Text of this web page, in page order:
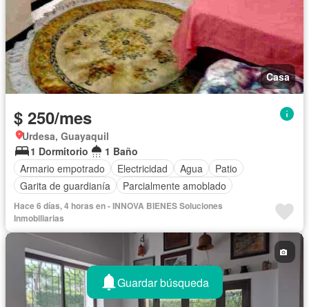
Casa
$ 250/mes
Urdesa, Guayaquil
1 Dormitorio
1 Baño
Armario empotrado
Electricidad Agua
Patio
Garita de guardianía
Parcialmente amoblado
Hace 6 días, 4 horas en - INNOVA BIENES Soluciones
Inmobiliarias
Guardar búsqueda